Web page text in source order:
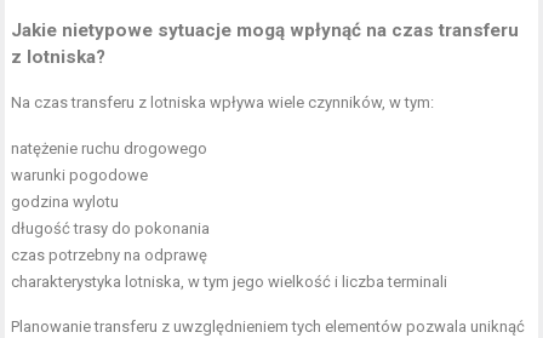
Jakie nietypowe sytuacje mogą wpłynąć na czas transferu
z lotniska?
Na czas transferu z lotniska wpływa wiele czynników, w tym:
natężenie ruchu drogowego
warunki pogodowe
godzina wylotu
długość trasy do pokonania
czas potrzebny na odprawę
charakterystyka lotniska, w tym jego wielkość i liczba terminali
Planowanie transferu z uwzględnieniem tych elementów pozwala uniknąć